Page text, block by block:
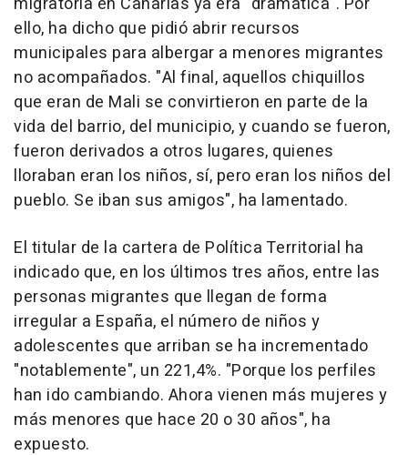
ello, ha dicho que pidió abrir recursos
municipales para albergar a menores migrantes
no acompañados. "Al final, aquellos chiquillos
que eran de Mali se convirtieron en parte de la
vida del barrio, del municipio, y cuando se fueron,
fueron derivados a otros lugares, quienes
lloraban eran los niños, sí, pero eran los niños del
pueblo. Se iban sus amigos", ha lamentado.
El titular de la cartera de Política Territorial ha
indicado que, en los últimos tres años, entre las
personas migrantes que llegan de forma
irregular a España, el número de niños y
adolescentes que arriban se ha incrementado
"notablemente", un 221,4%. "Porque los perfiles
han ido cambiando. Ahora vienen más mujeres y
más menores que hace 20 o 30 años", ha
expuesto.